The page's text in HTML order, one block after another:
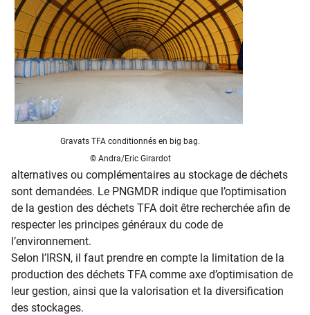
Gravats TFA conditionnés en big bag.
© Andra/Eric Girardot
alternatives ou complémentaires au stockage de déchets
sont demandées. Le PNGMDR indique que l’optimisation
de la gestion des déchets TFA doit être recherchée afin de
respecter les principes généraux du code de
l’environnement.
Selon l’IRSN, il faut prendre en compte la limitation de la
production des déchets TFA comme axe d’optimisation de
leur gestion, ainsi que la valorisation et la diversification
des stockages.